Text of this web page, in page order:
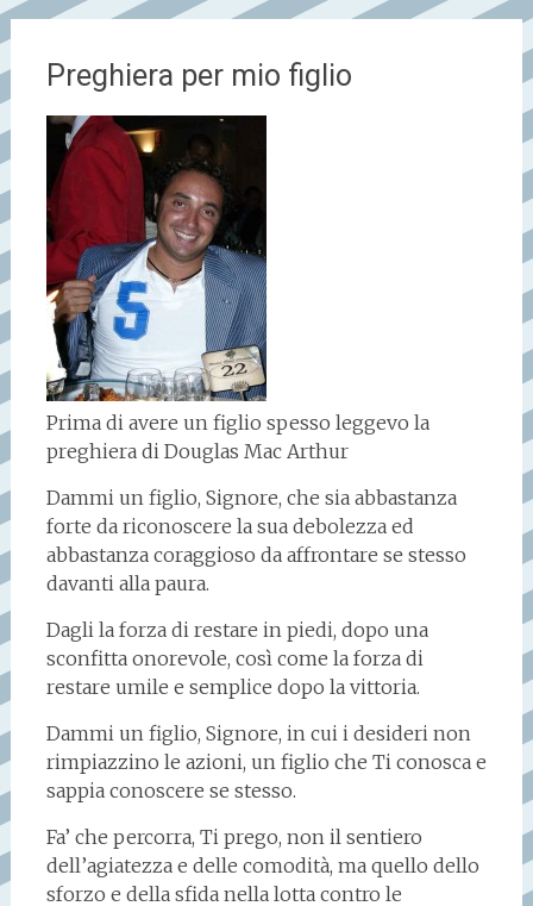
Preghiera per mio figlio
Prima di avere un figlio spesso leggevo la
preghiera di Douglas Mac Arthur
Dammi un figlio, Signore, che sia abbastanza
forte da riconoscere la sua debolezza ed
abbastanza coraggioso da affrontare se stesso
davanti alla paura.
Dagli la forza di restare in piedi, dopo una
sconfitta onorevole, così come la forza di
restare umile e semplice dopo la vittoria.
Dammi un figlio, Signore, in cui i desideri non
rimpiazzino le azioni, un figlio che Ti conosca e
sappia conoscere se stesso.
Fa’ che percorra, Ti prego, non il sentiero
dell’agiatezza e delle comodità, ma quello dello
sforzo e della sfida nella lotta contro le